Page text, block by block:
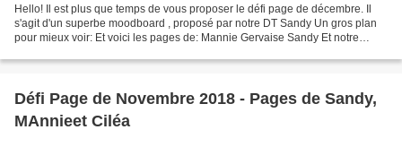
Hello! Il est plus que temps de vous proposer le défi page de décembre. Il
s'agit d'un superbe moodboard , proposé par notre DT Sandy Un gros plan
pour mieux voir: Et voici les pages de: Mannie Gervaise Sandy Et notre
Défi Page de Novembre 2018 - Pages de Sandy,
MAnnieet Ciléa